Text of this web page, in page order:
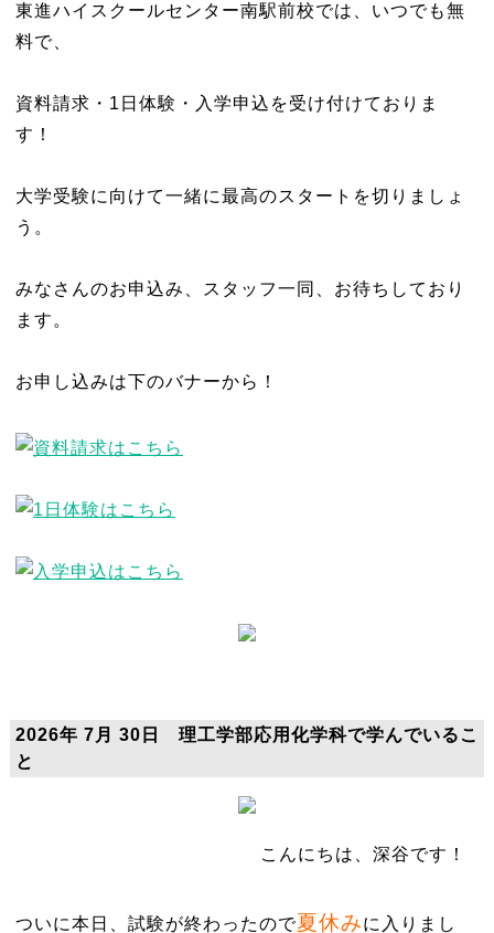
東進ハイスクールセンター南駅前校では、いつでも無
料で、
資料請求・1日体験・入学申込を受け付けておりま
す！
大学受験に向けて一緒に最高のスタートを切りましょ
う。
みなさんのお申込み、スタッフ一同、お待ちしており
ます。
お申し込みは下のバナーから！
2026年 7月 30日 理工学部応用化学科で学んでいるこ
と
こんにちは、深谷です！
ついに本日、試験が終わったので夏休みに入りまし